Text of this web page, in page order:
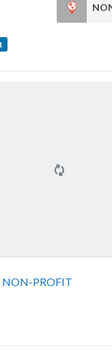
NON-PROFIT